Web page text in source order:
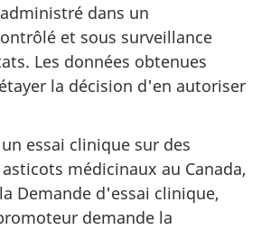
dans un
et sous surveillance
Les données obtenues
la décision d'en autoriser
essai clinique sur des
médicinaux au Canada,
Demande d'essai clinique,
demande la